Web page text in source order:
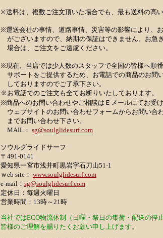
※送料は、複数ご注文頂いた場合でも、最も送料の高
※運送会社の事情、道路事情、災害等の影響により、
がございますので、納期の保証はできません。お急
場合は、ご注文をご遠慮ください。
※現在、当店では少人数のスタッフで全国の皆様へ順
サポートをご提供するため、お電話での商品のお問
しておりますのでご了承下さい。
※お電話でのご注文も全てお断りいたしております。
※商品へのお問い合わせやご相談はＥメールにてお受
ウェブサイトのお問い合わせフォームからお問い合
までお問い合わせ下さい。
MAIL： sg@soulglidesurf.com
ソウルグライドサーフ
〒491-0141
愛知県一宮市浅井町黒岩字石刀山51-1
ｗeb site： www.soulglidesurf.com
e-mail： sg@soulglidesurf.com
定休日：毎週火曜日
営業時間：13時～21時
当社ではECO物流体制（日曜・祭日の集荷・配送の停
皆様のご理解を賜りたくお願い申し上げます。